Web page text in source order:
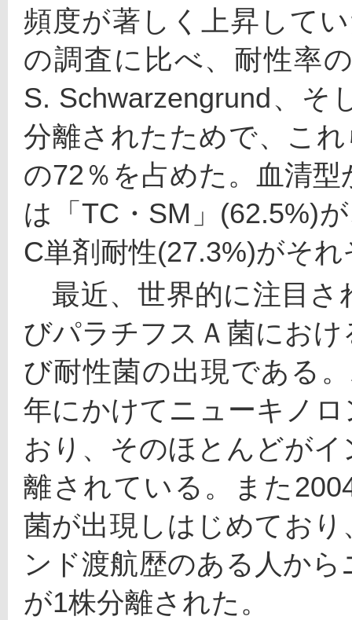
頻度が著しく上昇して
の調査に比べ、耐性率
S. Schwarzengrund、そ
分離されたためで、こ
の72％を占めた。血清
は「TC・SM」(62.5%)
C単剤耐性(27.3%)がそ
最近、世界的に注目さ
びパラチフスＡ菌にお
び耐性菌の出現である
年にかけてニューキノ
おり、そのほとんどが
離されている。また
菌が出現しはじめてお
ンド渡航歴のある人か
が1株分離された。